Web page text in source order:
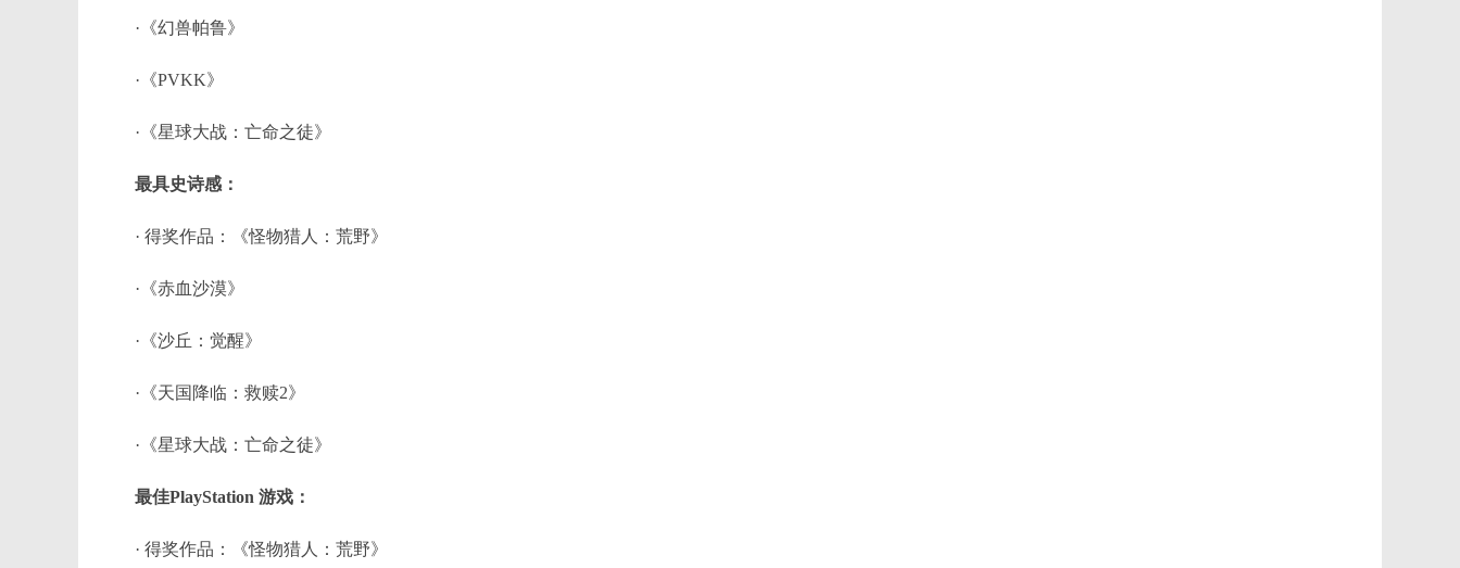
·《幻兽帕鲁》
·《PVKK》
·《星球大战：亡命之徒》
最具史诗感：
· 得奖作品：《怪物猎人：荒野》
·《赤血沙漠》
·《沙丘：觉醒》
·《天国降临：救赎2》
·《星球大战：亡命之徒》
最佳PlayStation 游戏：
· 得奖作品：《怪物猎人：荒野》